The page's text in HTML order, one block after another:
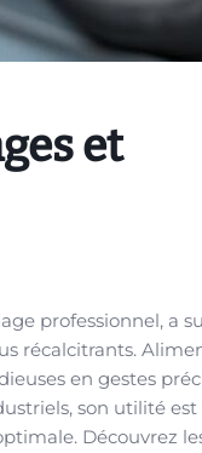
et
professionnel, a su
récalcitrants.
en gestes
son utilité est
Découvrez